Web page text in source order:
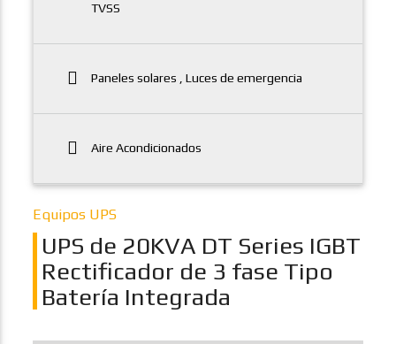
TVSS
Paneles solares , Luces de emergencia
Aire Acondicionados
Equipos UPS
UPS de 20KVA DT Series IGBT
Rectificador de 3 fase Tipo
Batería Integrada